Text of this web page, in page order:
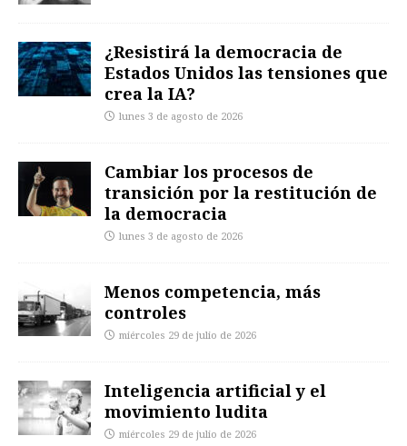
¿Resistirá la democracia de
Estados Unidos las tensiones que
crea la IA?
lunes 3 de agosto de 2026
Cambiar los procesos de
transición por la restitución de
la democracia
lunes 3 de agosto de 2026
Menos competencia, más
controles
miércoles 29 de julio de 2026
Inteligencia artificial y el
movimiento ludita
miércoles 29 de julio de 2026